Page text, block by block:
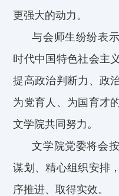
更强大的动力 。
与会师生纷纷表
时代中国特色社会主
提高政治判断力、政
为党育人、为国育才
文学院共同努力。
文学院党委将会
谋划、精心组织安排
序推进、取得实效。